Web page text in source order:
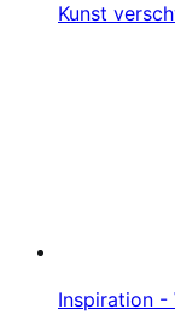
Kunst
Inspiration -